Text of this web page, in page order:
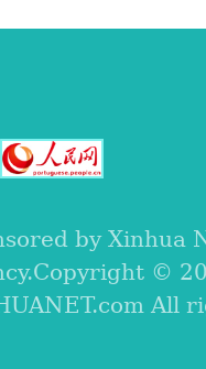
by Xinhua
©
All